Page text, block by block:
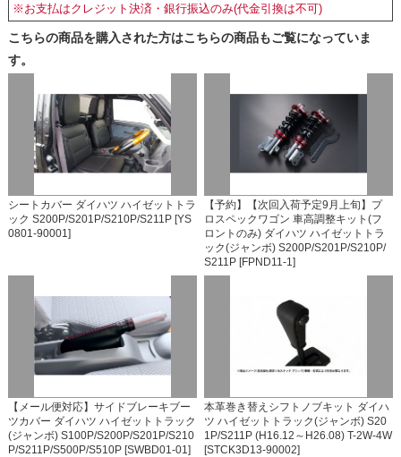
※お支払はクレジット決済・銀行振込のみ(代金引換は不可)
こちらの商品を購入された方はこちらの商品もご覧になっていま
す。
シートカバー ダイハツ ハイゼットトラ
ック S200P/S201P/S210P/S211P [YS
0801-90001]
【予約】【次回入荷予定9月上旬】プ
ロスペックワゴン 車高調整キット(フ
ロントのみ) ダイハツ ハイゼットトラ
ック(ジャンボ) S200P/S201P/S210P/
S211P [FPND11-1]
【メール便対応】サイドブレーキブー
ツカバー ダイハツ ハイゼットトラック
(ジャンボ) S100P/S200P/S201P/S210
P/S211P/S500P/S510P [SWBD01-01]
本革巻き替えシフトノブキット ダイハ
ツ ハイゼットトラック(ジャンボ) S20
1P/S211P (H16.12～H26.08) T-2W-4W
[STCK3D13-90002]